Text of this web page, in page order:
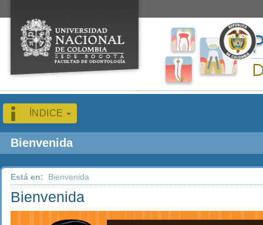
ÍNDICE
Bienvenida
Está en: Bienvenida
Bienvenida